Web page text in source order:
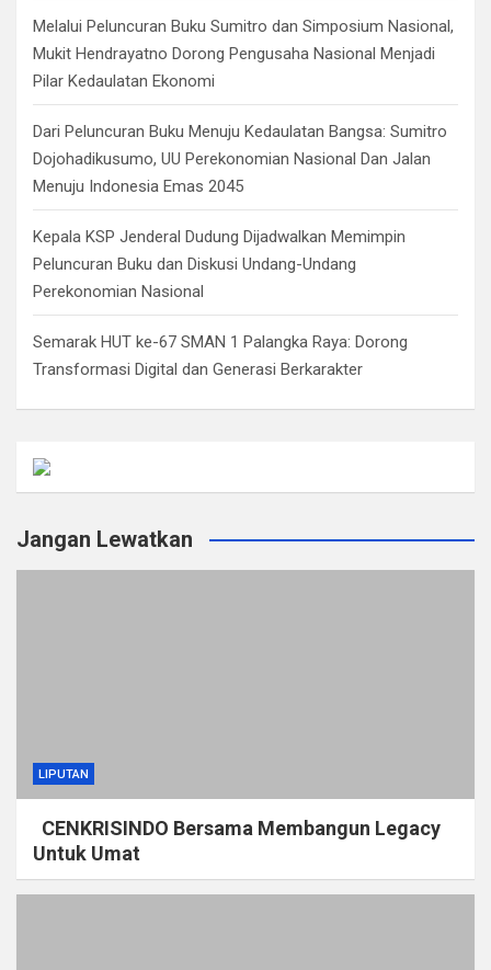
Melalui Peluncuran Buku Sumitro dan Simposium Nasional,
Mukit Hendrayatno Dorong Pengusaha Nasional Menjadi
Pilar Kedaulatan Ekonomi
Dari Peluncuran Buku Menuju Kedaulatan Bangsa: Sumitro
Dojohadikusumo, UU Perekonomian Nasional Dan Jalan
Menuju Indonesia Emas 2045
Kepala KSP Jenderal Dudung Dijadwalkan Memimpin
Peluncuran Buku dan Diskusi Undang-Undang
Perekonomian Nasional
Semarak HUT ke-67 SMAN 1 Palangka Raya: Dorong
Transformasi Digital dan Generasi Berkarakter
Jangan Lewatkan
LIPUTAN
CENKRISINDO Bersama Membangun Legacy
Untuk Umat